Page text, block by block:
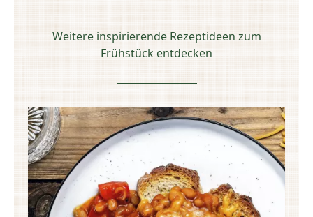
Weitere inspirierende Rezeptideen zum
Frühstück entdecken